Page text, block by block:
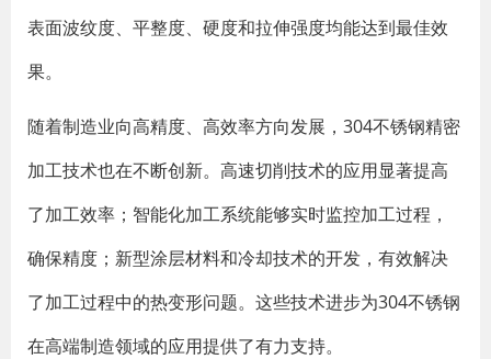
表面波纹度、平整度、硬度和拉伸强度均能达到最佳效
果。
随着制造业向高精度、高效率方向发展，304不锈钢精密
加工技术也在不断创新。高速切削技术的应用显著提高
了加工效率；智能化加工系统能够实时监控加工过程，
确保精度；新型涂层材料和冷却技术的开发，有效解决
了加工过程中的热变形问题。这些技术进步为304不锈钢
在高端制造领域的应用提供了有力支持。